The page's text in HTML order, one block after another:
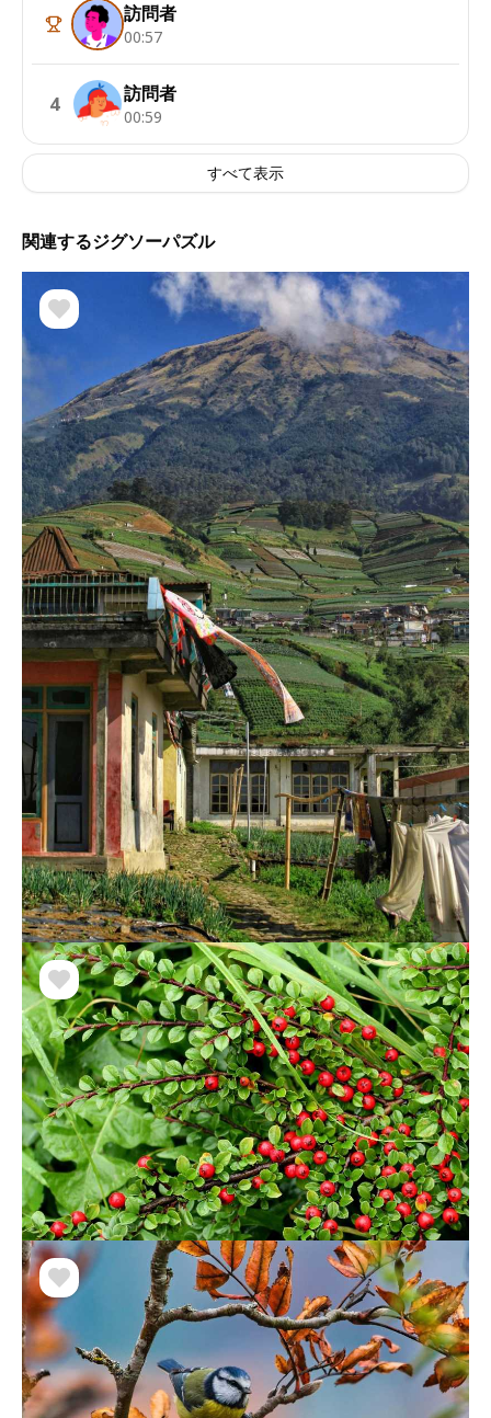
訪問者
00:57
4 訪問者
00:59
すべて表示
関連するジグソーパズル